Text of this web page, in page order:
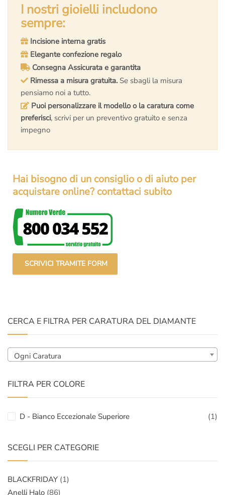
€8.400,00.
€5.790,00.
I nostri gioielli includono
sempre:
Incisione interna gratis
Elegante confezione regalo
Consegna Assicurata e garantita
Rimessa a misura gratuita. Se sbagli la misura
pensiamo noi a tutto.
Puoi personalizzare il modello o la caratura come
preferisci, scrivi per un preventivo gratuito e senza
impegno
Hai bisogno di un consiglio o di aiuto per
acquistare online? contattaci subito
SCRIVICI TRAMITE FORM
CERCA E FILTRA PER CARATURA DEL DIAMANTE
Ogni Caratura
FILTRA PER COLORE
D - Bianco Eccezionale Superiore (1)
SCEGLI PER CATEGORIE
BLACKFRIDAY (1)
Anelli Halo (86)